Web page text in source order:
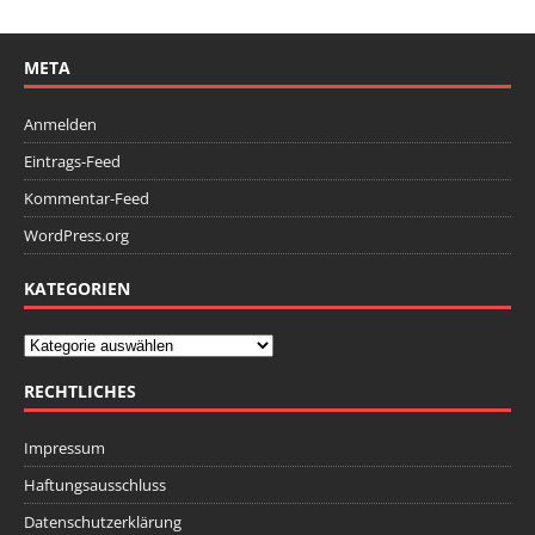
META
Anmelden
Eintrags-Feed
Kommentar-Feed
WordPress.org
KATEGORIEN
RECHTLICHES
Impressum
Haftungsausschluss
Datenschutzerklärung